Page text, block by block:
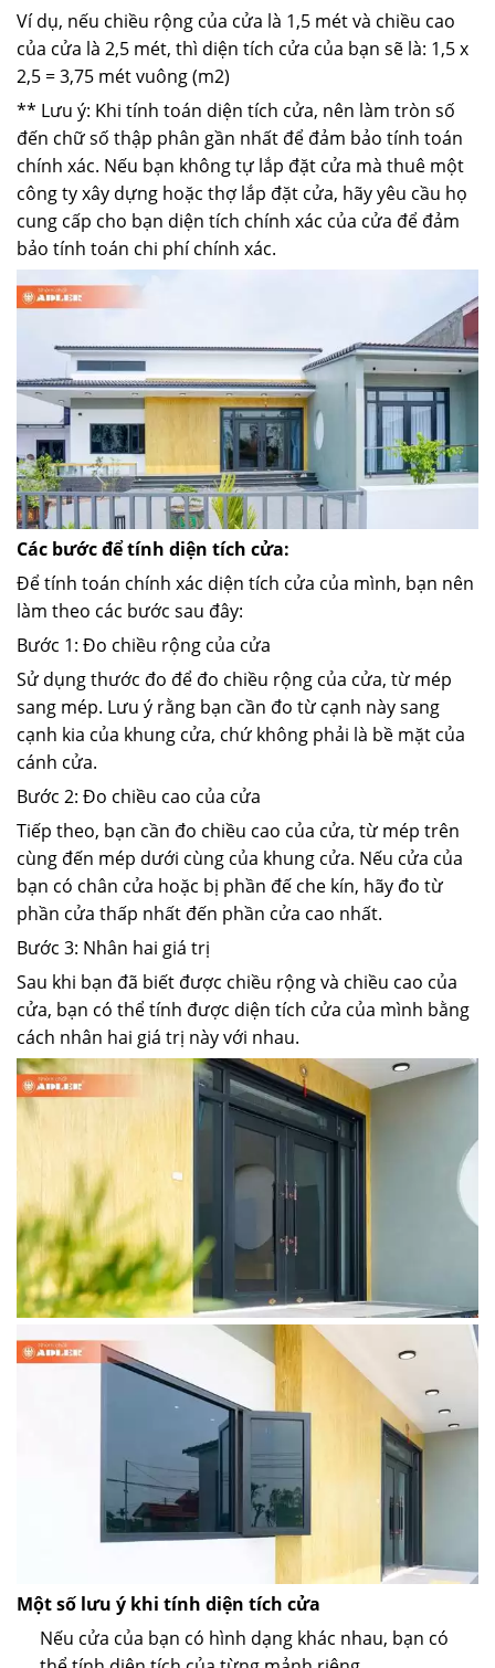
Ví dụ, nếu chiều rộng của cửa là 1,5 mét và chiều cao
của cửa là 2,5 mét, thì diện tích cửa của bạn sẽ là: 1,5 x
2,5 = 3,75 mét vuông (m2)
** Lưu ý: Khi tính toán diện tích cửa, nên làm tròn số
đến chữ số thập phân gần nhất để đảm bảo tính toán
chính xác. Nếu bạn không tự lắp đặt cửa mà thuê một
công ty xây dựng hoặc thợ lắp đặt cửa, hãy yêu cầu họ
cung cấp cho bạn diện tích chính xác của cửa để đảm
bảo tính toán chi phí chính xác.
Các bước để tính diện tích cửa:
Để tính toán chính xác diện tích cửa của mình, bạn nên
làm theo các bước sau đây:
Bước 1: Đo chiều rộng của cửa
Sử dụng thước đo để đo chiều rộng của cửa, từ mép
sang mép. Lưu ý rằng bạn cần đo từ cạnh này sang
cạnh kia của khung cửa, chứ không phải là bề mặt của
cánh cửa.
Bước 2: Đo chiều cao của cửa
Tiếp theo, bạn cần đo chiều cao của cửa, từ mép trên
cùng đến mép dưới cùng của khung cửa. Nếu cửa của
bạn có chân cửa hoặc bị phần đế che kín, hãy đo từ
phần cửa thấp nhất đến phần cửa cao nhất.
Bước 3: Nhân hai giá trị
Sau khi bạn đã biết được chiều rộng và chiều cao của
cửa, bạn có thể tính được diện tích cửa của mình bằng
cách nhân hai giá trị này với nhau.
Một số lưu ý khi tính diện tích cửa
Nếu cửa của bạn có hình dạng khác nhau, bạn có